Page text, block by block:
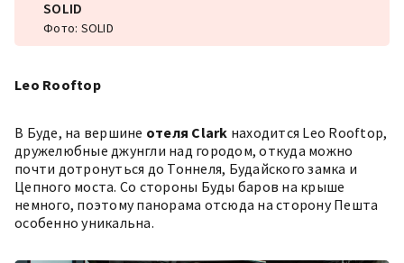
SOLID
Фото: SOLID
Leo Rooftop
В Буде, на вершине отеля Clark находится Leo Rooftop,
дружелюбные джунгли над городом, откуда можно
почти дотронуться до Тоннеля, Будайского замка и
Цепного моста. Со стороны Буды баров на крыше
немного, поэтому панорама отсюда на сторону Пешта
особенно уникальна.